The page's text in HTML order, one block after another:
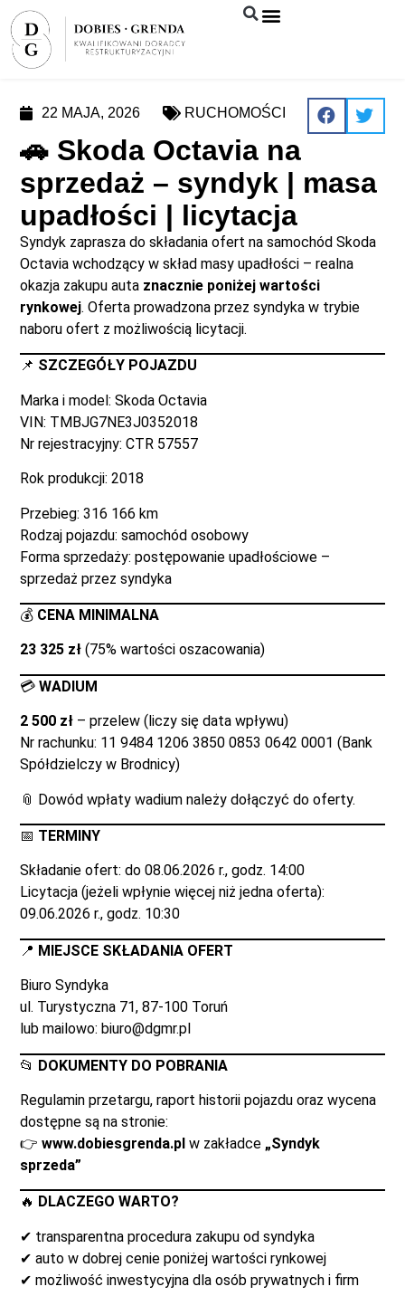
22 MAJA, 2026 RUCHOMOŚCI
🚗 Skoda Octavia na
sprzedaż – syndyk | masa
upadłości | licytacja
Syndyk zaprasza do składania ofert na samochód Skoda
Octavia wchodzący w skład masy upadłości – realna
okazja zakupu auta znacznie poniżej wartości
rynkowej. Oferta prowadzona przez syndyka w trybie
naboru ofert z możliwością licytacji.
📌 SZCZEGÓŁY POJAZDU
Marka i model: Skoda Octavia
VIN: TMBJG7NE3J0352018
Nr rejestracyjny: CTR 57557
Rok produkcji: 2018
Przebieg: 316 166 km
Rodzaj pojazdu: samochód osobowy
Forma sprzedaży: postępowanie upadłościowe –
sprzedaż przez syndyka
💰 CENA MINIMALNA
23 325 zł (75% wartości oszacowania)
💳WADIUM
2 500 zł – przelew (liczy się data wpływu)
Nr rachunku: 11 9484 1206 3850 0853 0642 0001 (Bank
Spółdzielczy w Brodnicy)
📎 Dowód wpłaty wadium należy dołączyć do oferty.
📅 TERMINY
Składanie ofert: do 08.06.2026 r., godz. 14:00
Licytacja (jeżeli wpłynie więcej niż jedna oferta):
09.06.2026 r., godz. 10:30
📍 MIEJSCE SKŁADANIA OFERT
Biuro Syndyka
ul. Turystyczna 71, 87-100 Toruń
lub mailowo: biuro@dgmr.pl
📂 DOKUMENTY DO POBRANIA
Regulamin przetargu, raport historii pojazdu oraz wycena
dostępne są na stronie:
👉www.dobiesgrenda.pl w zakładce „Syndyk
sprzeda”
🔥 DLACZEGO WARTO?
✔ transparentna procedura zakupu od syndyka
✔ auto w dobrej cenie poniżej wartości rynkowej
✔ możliwość inwestycyjna dla osób prywatnych i firm